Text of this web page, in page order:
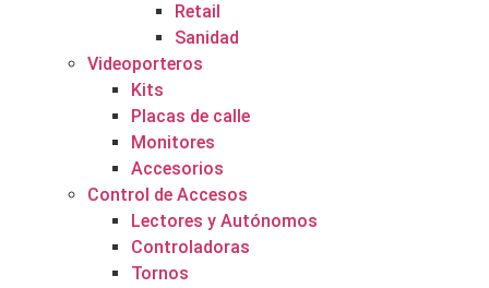
Retail
Sanidad
Videoporteros
Kits
Placas de calle
Monitores
Accesorios
Control de Accesos
Lectores y Autónomos
Controladoras
Tornos